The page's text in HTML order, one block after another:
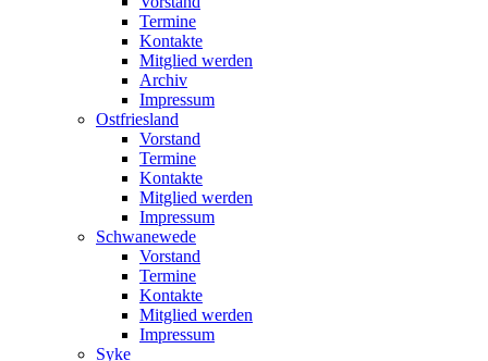
Termine
Kontakte
Mitglied werden
Archiv
Impressum
Ostfriesland
Vorstand
Termine
Kontakte
Mitglied werden
Impressum
Schwanewede
Vorstand
Termine
Kontakte
Mitglied werden
Impressum
Syke